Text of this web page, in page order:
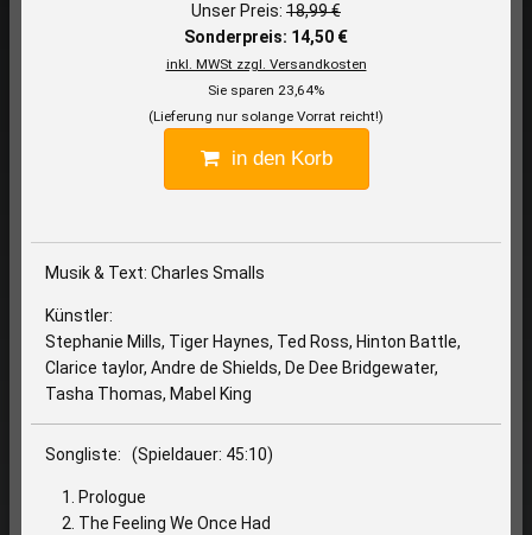
Unser Preis: 18,99 €
Sonderpreis: 14,50 €
inkl. MWSt zzgl. Versandkosten
Sie sparen 23,64%
(Lieferung nur solange Vorrat reicht!)
in den Korb
Musik & Text: Charles Smalls
Künstler:
Stephanie Mills, Tiger Haynes, Ted Ross, Hinton Battle,
Clarice taylor, Andre de Shields, De Dee Bridgewater,
Tasha Thomas, Mabel King
Songliste: (Spieldauer: 45:10)
Prologue
The Feeling We Once Had